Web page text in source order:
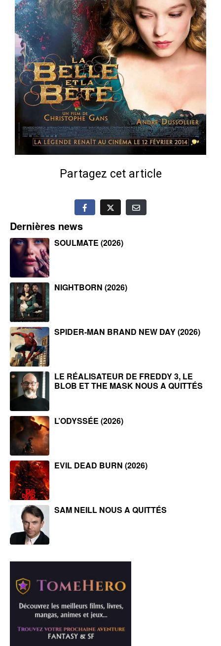
Partagez cet article
Dernières news
SOULMATE (2026)
NIGHTBORN (2026)
SPIDER-MAN BRAND NEW DAY (2026)
LE RÉALISATEUR DE FREDDY 3, LE
BLOB ET THE MASK NOUS A QUITTÉS
L’ODYSSÉE (2026)
EVIL DEAD BURN (2026)
SAM NEILL NOUS A QUITTÉS